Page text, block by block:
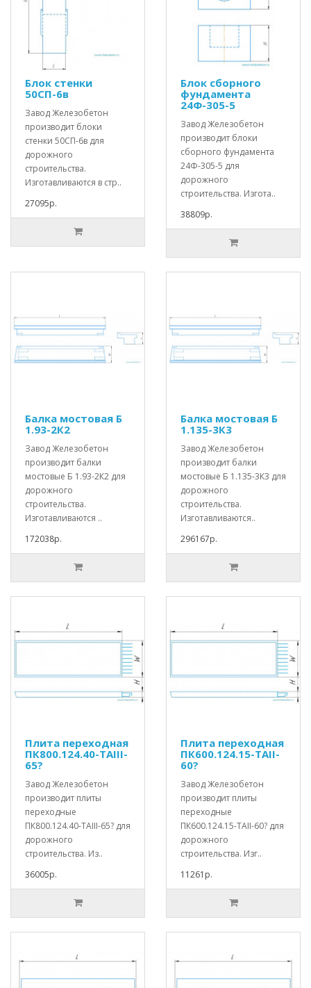
Блок стенки
50СП-6в
Завод Железобетон
производит блоки
стенки 50СП-6в для
дорожного
строительства.
Изготавливаются в стр..
27095р.
Блок сборного
фундамента
24Ф-305-5
Завод Железобетон
производит блоки
сборного фундамента
24Ф-305-5 для
дорожного
строительства. Изгота..
38809р.
Балка мостовая Б
1.93-2К2
Завод Железобетон
производит балки
мостовые Б 1.93-2К2 для
дорожного
строительства.
Изготавливаются ..
172038р.
Балка мостовая Б
1.135-3К3
Завод Железобетон
производит балки
мостовые Б 1.135-3К3 для
дорожного
строительства.
Изготавливаются..
296167р.
Плита переходная
ПК800.124.40-ТАIII-
65?
Завод Железобетон
производит плиты
переходные
ПК800.124.40-ТАIII-65? для
дорожного
строительства. Из..
36005р.
Плита переходная
ПК600.124.15-ТАII-
60?
Завод Железобетон
производит плиты
переходные
ПК600.124.15-ТАII-60? для
дорожного
строительства. Изг..
11261р.